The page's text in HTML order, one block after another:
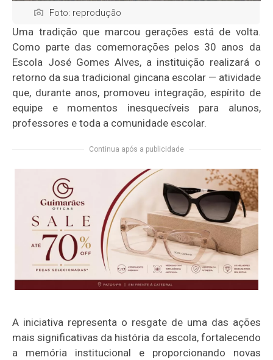
Foto: reprodução
Uma tradição que marcou gerações está de volta.
Como parte das comemorações pelos 30 anos da
Escola José Gomes Alves, a instituição realizará o
retorno da sua tradicional gincana escolar — atividade
que, durante anos, promoveu integração, espírito de
equipe e momentos inesquecíveis para alunos,
professores e toda a comunidade escolar.
Continua após a publicidade
A iniciativa representa o resgate de uma das ações
mais significativas da história da escola, fortalecendo
a memória institucional e proporcionando novas